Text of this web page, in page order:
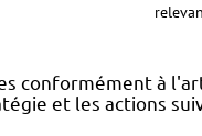
conformément à
et les actions